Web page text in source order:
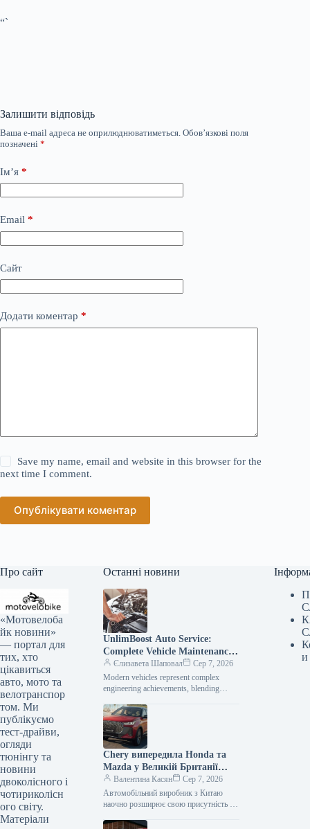
“`
Залишити відповідь
Ваша e-mail адреса не оприлюднюватиметься. Обов’язкові поля
позначені *
Ім’я *
Email *
Сайт
Додати коментар *
Save my name, email and website in this browser for the
next time I comment.
Опублікувати коментар
Про сайт
«Мотовелоба
йк новини»
— портал для
тих, хто
цікавиться
авто, мото та
велотранспор
том. Ми
публікуємо
тест-драйви,
огляди
тюнінгу та
новини
двоколісного і
чотириколісн
ого світу.
Матеріали
Останні новини
UnlimBoost Auto Service:
Complete Vehicle Maintenance
& ECU Tuning
Єлизавета Шаповал
Сер 7, 2026
Modern vehicles represent complex
engineering achievements, blending
with intricate electronic management
systems. When searching for specialized
car…
Chery випередила Honda та
Mazda у Великій Британії
лише за рік після своєї появи
на ринку.
Валентина Касян
Сер 7, 2026
Автомобільний виробник з Китаю
наочно розширює свою присутність на
відсоткову частку менш ніж за 12
и